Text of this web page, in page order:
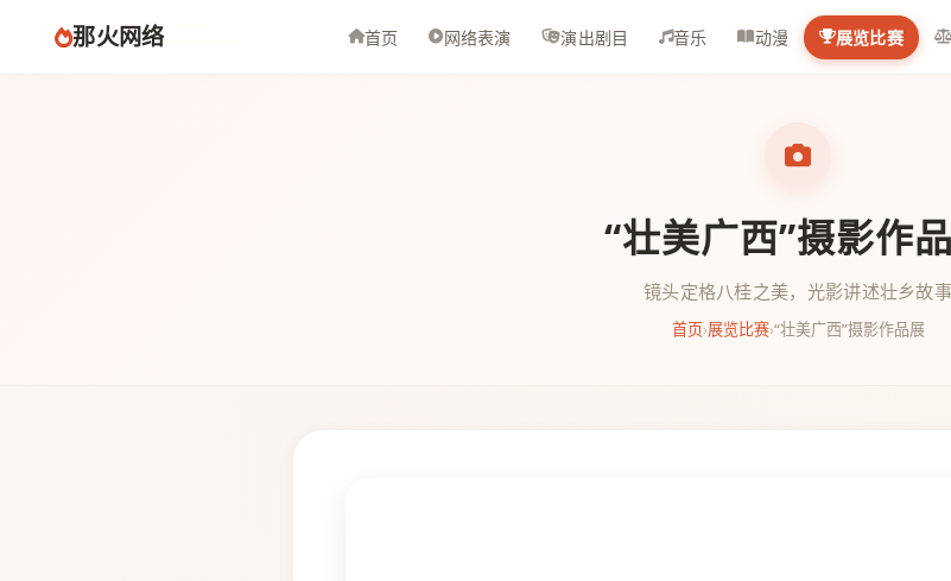
那火网络 首页 网络表演 演出剧目 音乐 动漫 展览比赛
“壮美广西”摄影作
镜头定格八桂之美，光影讲述壮乡故事
首页›展览比赛›“壮美广西”摄影作品展